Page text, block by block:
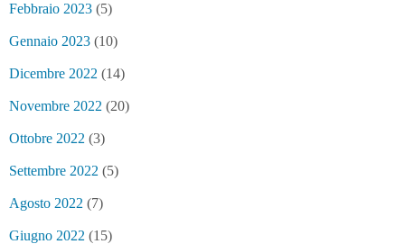
Febbraio 2023 (5)
Gennaio 2023 (10)
Dicembre 2022 (14)
Novembre 2022 (20)
Ottobre 2022 (3)
Settembre 2022 (5)
Agosto 2022 (7)
Giugno 2022 (15)